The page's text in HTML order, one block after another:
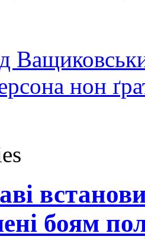
нон
боям